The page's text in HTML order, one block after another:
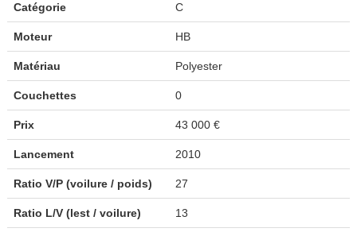
Catégorie C
Moteur HB
Matériau Polyester
Couchettes 0
Prix 43 000 €
Lancement 2010
Ratio V/P (voilure / poids) 27
Ratio L/V (lest / voilure) 13